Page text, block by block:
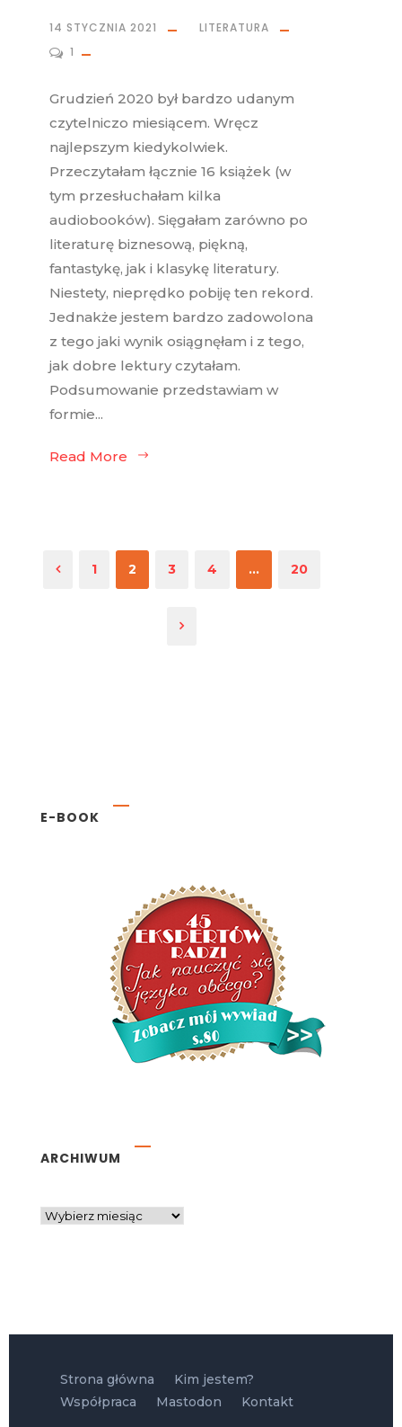
14 STYCZNIA 2021
LITERATURA
1
Grudzień 2020 był bardzo udanym
czytelniczo miesiącem. Wręcz
najlepszym kiedykolwiek.
Przeczytałam łącznie 16 książek (w
tym przesłuchałam kilka
audiobooków). Sięgałam zarówno po
literaturę biznesową, piękną,
fantastykę, jak i klasykę literatury.
Niestety, nieprędko pobiję ten rekord.
Jednakże jestem bardzo zadowolona
z tego jaki wynik osiągnęłam i z tego,
jak dobre lektury czytałam.
Podsumowanie przedstawiam w
formie...
Read More
1 2 3 4 … 20
E-BOOK
ARCHIWUM
Strona główna
Kim jestem?
Współpraca
Mastodon Kontakt